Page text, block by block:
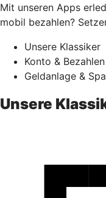
Mit unseren Apps
mobil bezahlen?
Unsere Klassiker
Konto & Bezahlen
Geldanlage &
Unsere